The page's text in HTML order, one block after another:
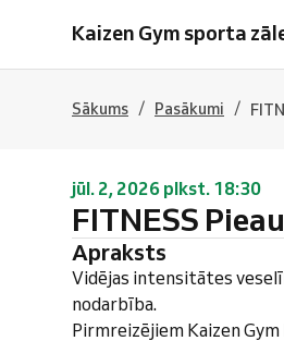
Kaizen Gym sporta
Sākums / Pasākumi /
jūl. 2, 2026 plkst. 18:30
FITNESS
Apraksts
Vidējas intensitātes
nodarbība.
Pirmreizējiem Kaizen